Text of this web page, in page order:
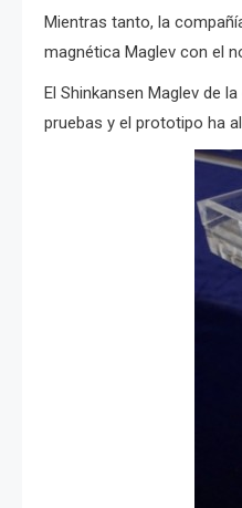
Mientras tanto, la
magnética Maglev con el
El Shinkansen Maglev de
pruebas y el prototipo ha